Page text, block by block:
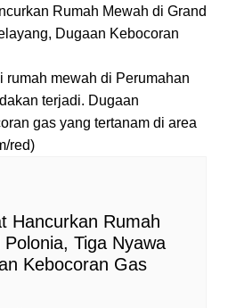
rumah mewah di Perumahan
terjadi. Dugaan
gas yang tertanam di area
red)
Hancurkan Rumah
Tiga Nyawa
Kebocoran Gas